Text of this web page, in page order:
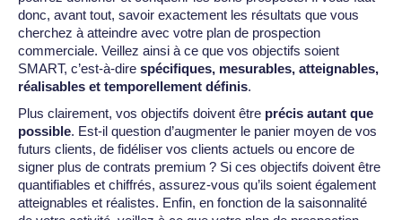
donc, avant tout, savoir exactement les résultats que vous
cherchez à atteindre avec votre plan de prospection
commerciale. Veillez ainsi à ce que vos objectifs soient
SMART, c’est-à-dire spécifiques, mesurables, atteignables,
réalisables et temporellement définis.
Plus clairement, vos objectifs doivent être précis autant que
possible. Est-il question d’augmenter le panier moyen de vos
futurs clients, de fidéliser vos clients actuels ou encore de
signer plus de contrats premium ? Si ces objectifs doivent être
quantifiables et chiffrés, assurez-vous qu’ils soient également
atteignables et réalistes. Enfin, en fonction de la saisonnalité